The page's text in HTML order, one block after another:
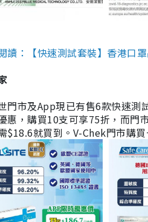
讀：【快速測試套裝】香港口
門市及App現已有售6款快速
惠，購買10支可享75折，而
$18.6就買到。V-Chek門市購